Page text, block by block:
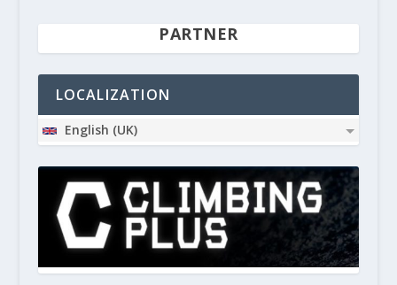
PARTNER
LOCALIZATION
English (UK)